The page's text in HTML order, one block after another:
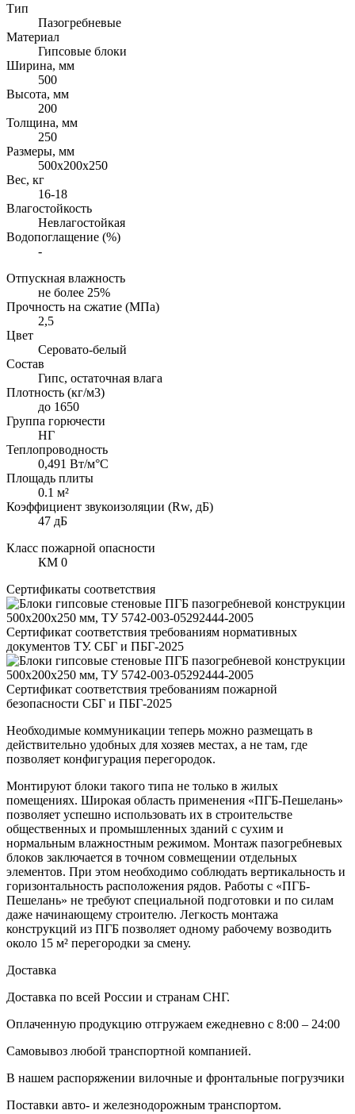
Тип
Пазогребневые
Материал
Гипсовые блоки
Ширина, мм
500
Высота, мм
200
Толщина, мм
250
Размеры, мм
500х200х250
Вес, кг
16-18
Влагостойкость
Невлагостойкая
Водопоглащение (%)
-
Отпускная влажность
не более 25%
Прочность на сжатие (МПа)
2,5
Цвет
Серовато-белый
Состав
Гипс, остаточная влага
Плотность (кг/м3)
до 1650
Группа горючести
НГ
Теплопроводность
0,491 Вт/м°С
Площадь плиты
0.1 м²
Коэффициент звукоизоляции (Rw, дБ)
47 дБ
Класс пожарной опасности
КМ 0
Сертификаты соответствия
Сертификат соответствия требованиям нормативных
документов ТУ. СБГ и ПБГ-2025
Сертификат соответствия требованиям пожарной
безопасности СБГ и ПБГ-2025
Необходимые коммуникации теперь можно размещать в
действительно удобных для хозяев местах, а не там, где
позволяет конфигурация перегородок.
Монтируют блоки такого типа не только в жилых
помещениях. Широкая область применения «ПГБ-Пешелань»
позволяет успешно использовать их в строительстве
общественных и промышленных зданий с сухим и
нормальным влажностным режимом. Монтаж пазогребневых
блоков заключается в точном совмещении отдельных
элементов. При этом необходимо соблюдать вертикальность и
горизонтальность расположения рядов. Работы с «ПГБ-
Пешелань» не требуют специальной подготовки и по силам
даже начинающему строителю. Легкость монтажа
конструкций из ПГБ позволяет одному рабочему возводить
около 15 м² перегородки за смену.
Доставка
Доставка по всей России и странам СНГ.
Оплаченную продукцию отгружаем ежедневно с 8:00 – 24:00
Самовывоз любой транспортной компанией.
В нашем распоряжении вилочные и фронтальные погрузчики
Поставки авто- и железнодорожным транспортом.